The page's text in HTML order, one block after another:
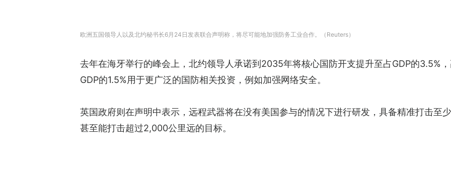
欧洲五国领导人以及北约秘书长6月24日发表联合声明称，将尽可能地加强防务工业合作。（Reuters）
去年在海牙举行的峰会上，北约领导人承诺到2035年将核心国防开支提升至占GDP的3.5%
GDP的1.5%用于更广泛的国防相关投资，例如加强网络安全。
英国政府则在声明中表示，远程武器将在没有美国参与的情况下进行研发，具备精准打击至
甚至能打击超过2,000公里远的目标。